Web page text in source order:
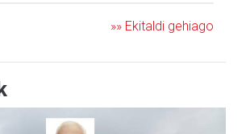
»» Ekitaldi gehiago